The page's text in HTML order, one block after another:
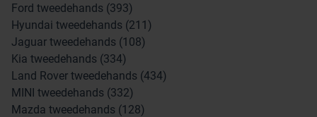
Ford tweedehands (393)
Hyundai tweedehands (211)
Jaguar tweedehands (108)
Kia tweedehands (334)
Land Rover tweedehands (434)
MINI tweedehands (332)
Mazda tweedehands (128)